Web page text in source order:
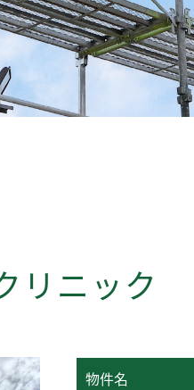
リニック
物件名